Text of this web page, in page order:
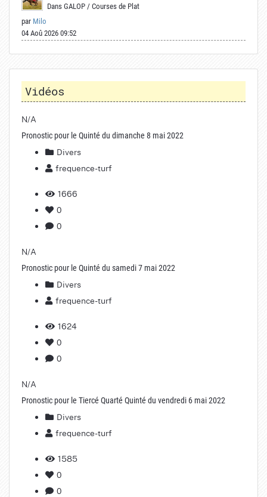
Dans GALOP / Courses de Plat
par Milo
04 Aoû 2026 09:52
Vidéos
N/A
Pronostic pour le Quinté du dimanche 8 mai 2022
Divers
frequence-turf
1666
0
0
N/A
Pronostic pour le Quinté du samedi 7 mai 2022
Divers
frequence-turf
1624
0
0
N/A
Pronostic pour le Tiercé Quarté Quinté du vendredi 6 mai 2022
Divers
frequence-turf
1585
0
0